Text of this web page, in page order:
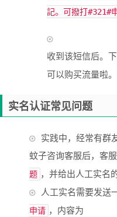
記。可撥打#321#
收到该短信后。
可以购买流量啦。
实名认证常见问题
实践中，经常有群
蚊子咨询客服后，客
题 ，并给出人工实名
人工实名需要发送
申请 ，内容为